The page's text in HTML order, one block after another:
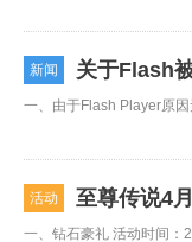
新闻 关于Flash
活动 至尊传说4